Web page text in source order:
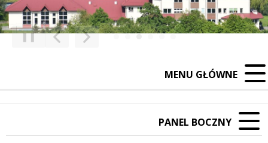
Poprzedni Element
Następny Element
❚❚
MENU GŁÓWNE
PANEL BOCZNY